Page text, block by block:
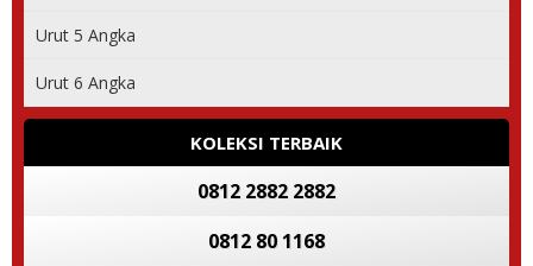
Urut 5 Angka
Urut 6 Angka
KOLEKSI TERBAIK
0812 2882 2882
0812 80 1168